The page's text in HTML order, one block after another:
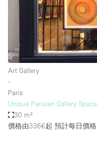
Art Gallery
∙
Paris
Unique Parisian Gallery Space
30 m²
價格由336€起 預計每日價格